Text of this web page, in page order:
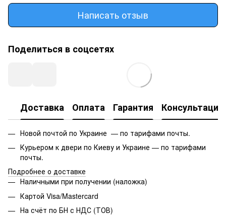
Написать отзыв
Поделиться в соцсетях
Доставка Оплата Гарантия Консультация
Новой почтой по Украине — по тарифами почты.
Курьером к двери по Киеву и Украине — по тарифами
почты.
Подробнее о доставке
Наличными при получении (наложка)
Картой Visa/Mastercard
На счёт по БН с НДС (ТОВ)